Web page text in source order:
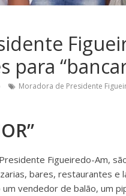
para
Moradora de Presidente
Figueiredo-Am,
bares, restaurantes
vendedor de balão, um